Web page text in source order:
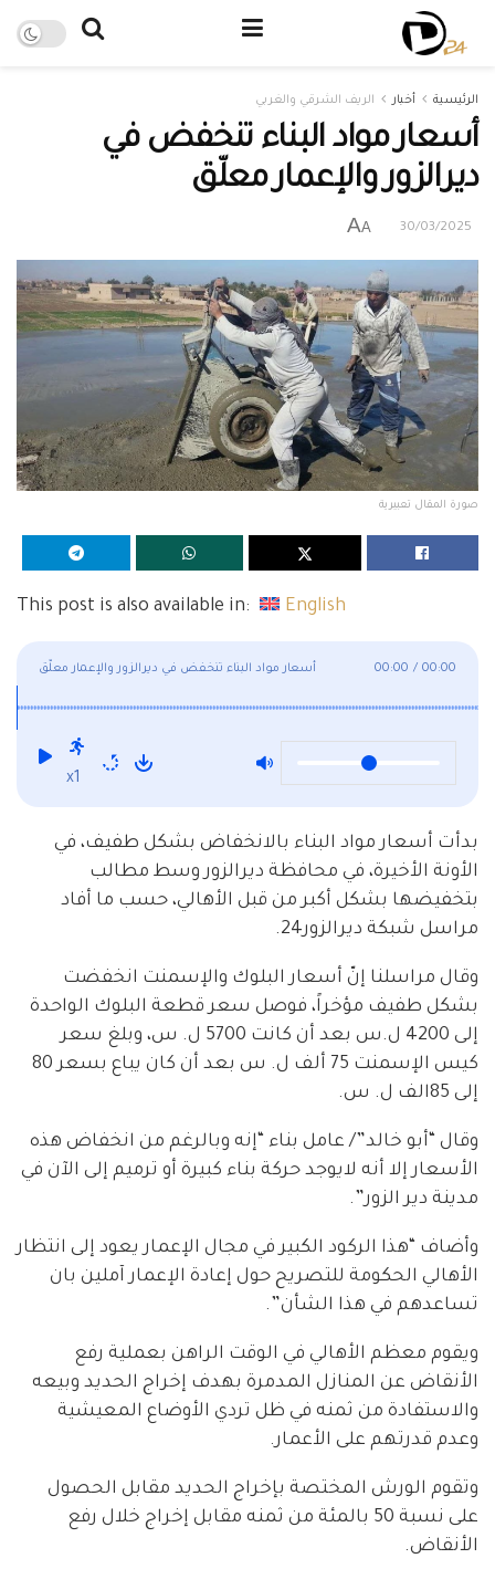
الرئيسية أخبار الريف الشرقي والغربي
أسعار مواد البناء تنخفض في
ديرالزور والإعمار معلّق
30/03/2025
A
A
صورة المقال تعبيرية
This post is also available in: English
أسعار مواد البناء تنخفض في ديرالزور والإعمار معلّق 00:00 / 00:00
x1
بدأت أسعار مواد البناء بالانخفاض بشكل طفيف، في
الأونة الأخيرة، في محافظة ديرالزور وسط مطالب
بتخفيضها بشكل أكبر من قبل الأهالي، حسب ما أفاد
مراسل شبكة ديرالزور24.
وقال مراسلنا إنّ أسعار البلوك والإسمنت انخفضت
بشكل طفيف مؤخراً، فوصل سعر قطعة البلوك الواحدة
إلى 4200 ل.س بعد أن كانت 5700 ل. س، وبلغ سعر
كيس الإسمنت 75 ألف ل. س بعد أن كان يباع بسعر 80
إلى 85الف ل. س.
وقال “أبو خالد”/ عامل بناء “إنه وبالرغم من انخفاض هذه
الأسعار إلا أنه لايوجد حركة بناء كبيرة أو ترميم إلى الآن في
مدينة دير الزور”.
وأضاف “هذا الركود الكبير في مجال الإعمار يعود إلى انتظار
الأهالي الحكومة للتصريح حول إعادة الإعمار آملين بان
تساعدهم في هذا الشأن”.
ويقوم معظم الأهالي في الوقت الراهن بعملية رفع
الأنقاض عن المنازل المدمرة بهدف إخراج الحديد وبيعه
والاستفادة من ثمنه في ظل تردي الأوضاع المعيشية
وعدم قدرتهم على الأعمار.
وتقوم الورش المختصة بإخراج الحديد مقابل الحصول
على نسبة 50 بالمئة من ثمنه مقابل إخراج خلال رفع
الأنقاض.